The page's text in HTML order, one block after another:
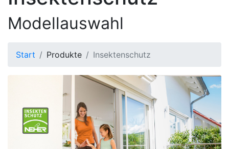
Modellauswahl
Start Produkte Insektenschutz